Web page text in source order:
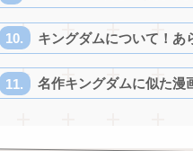
キングダムについて！あ
名作キングダムに似た漫